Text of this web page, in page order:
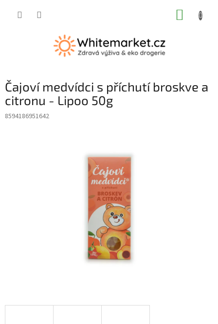
Čajoví medvídci s příchutí broskve a
citronu - Lipoo 50g
8594186951642